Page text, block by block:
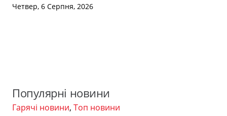
Четвер, 6 Серпня, 2026
Популярні новини
Гарячі новини, Топ новини